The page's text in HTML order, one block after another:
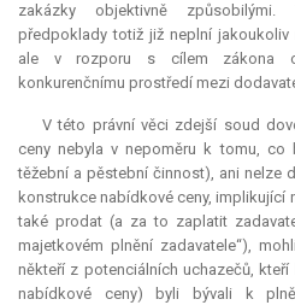
zakázky objektivně způsobilými.
předpoklady totiž již neplní
ale v rozporu s cílem zákona o
konkurenčnímu prostředí mezi
V této právní věci zdejší soud
ceny nebyla v nepoměru k tomu, co
těžební a pěstební činnost), ani nelze
konstrukce nabídkové ceny, implikující
také prodat (a za to zaplatit
majetkovém plnění zadavatele“),
někteří z potenciálních uchazečů,
nabídkové ceny) byli bývali k